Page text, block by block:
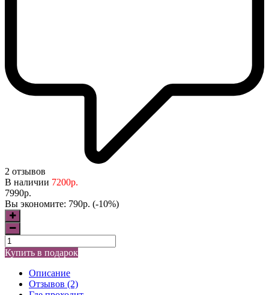
2 отзывов
В наличии 7200р.
7990р.
Вы экономите: 790р. (-10%)
Купить в подарок
Описание
Отзывов (2)